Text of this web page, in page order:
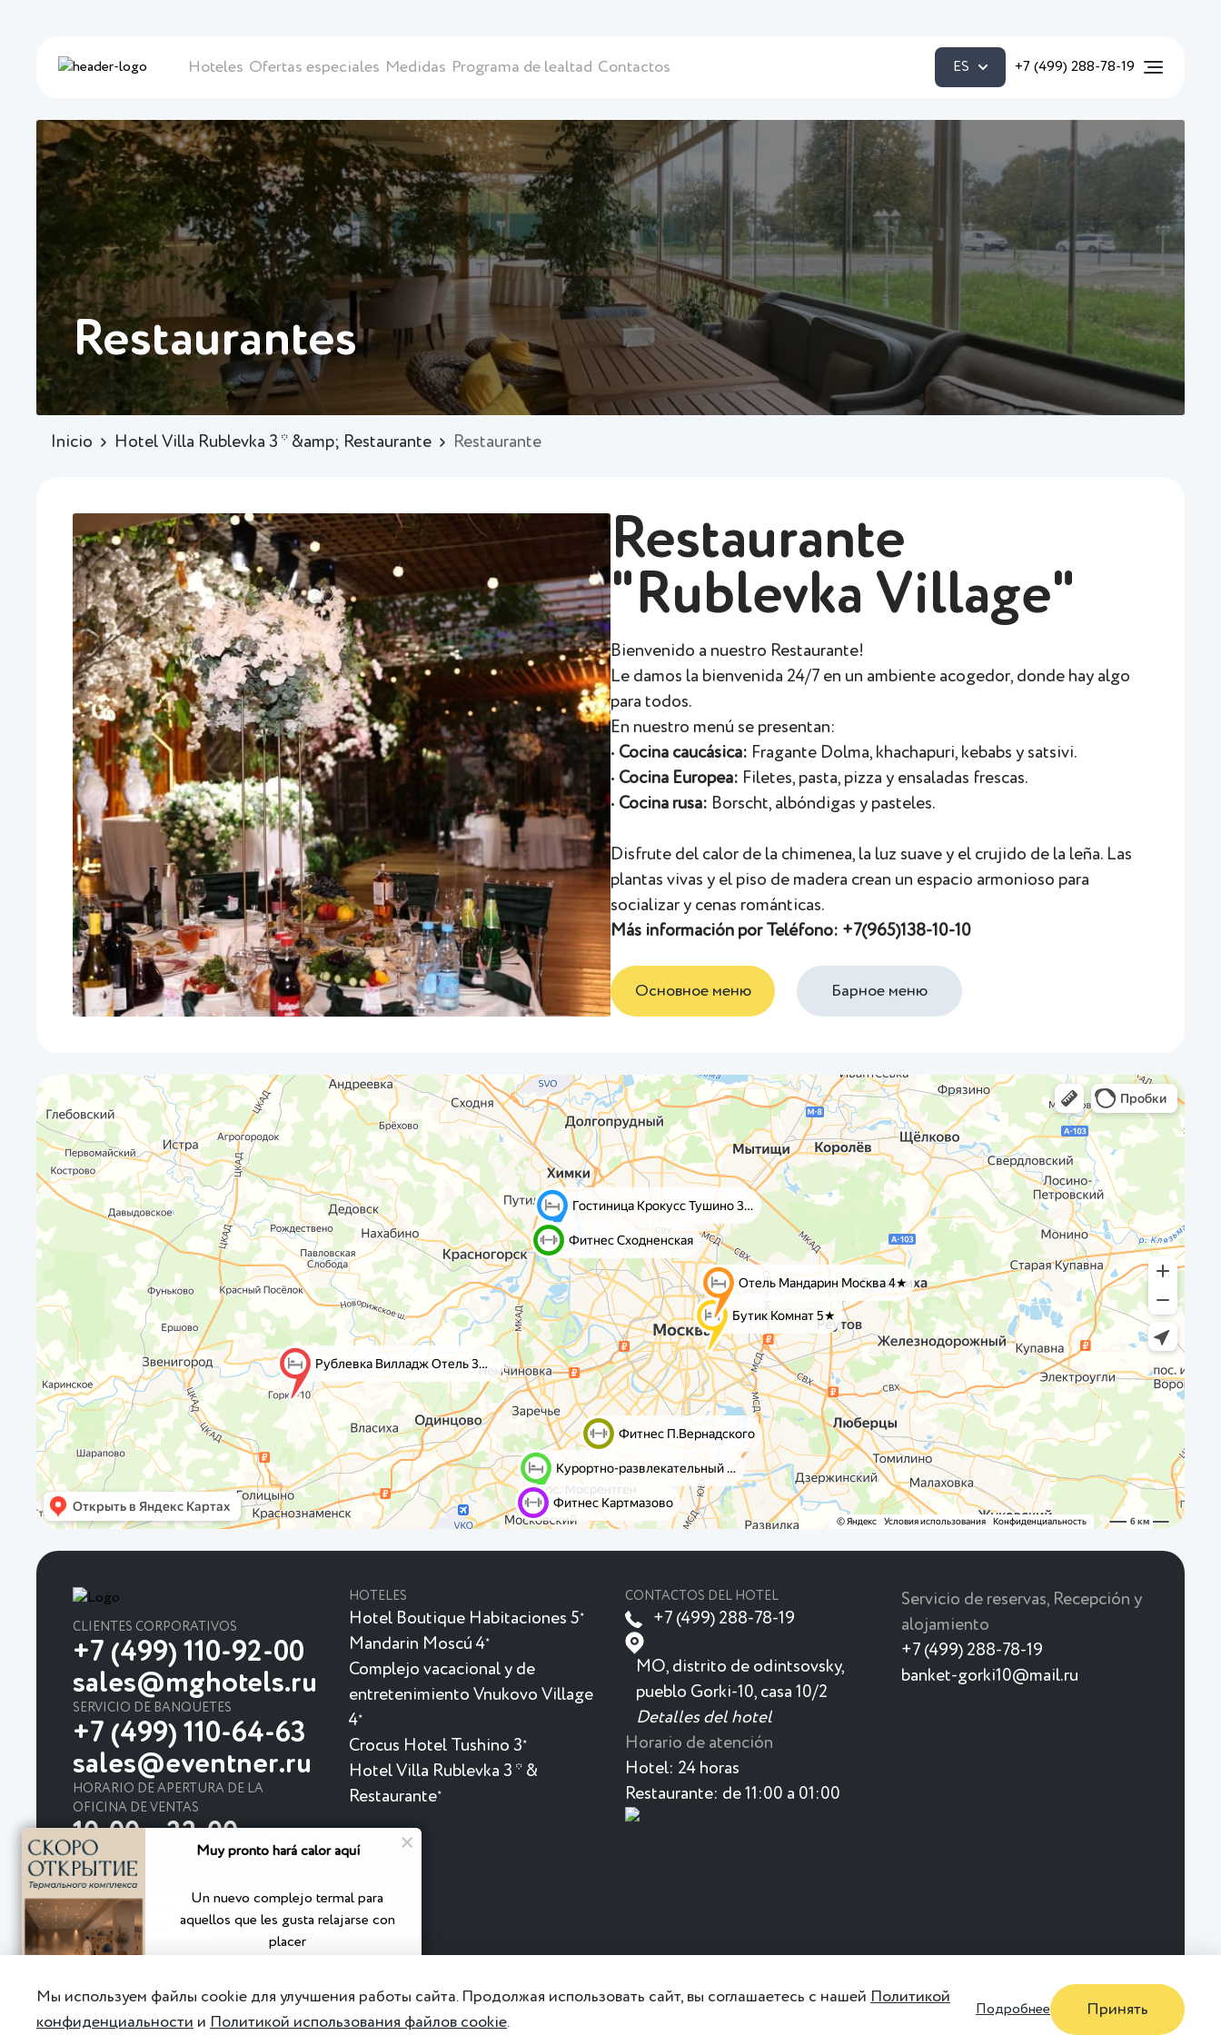
Hoteles Ofertas especiales Medidas Programa de lealtad Contactos ES +7 (499) 288-78-19
Restaurantes
Inicio Hotel Villa Rublevka 3 * &amp; Restaurante Restaurante
Restaurante
"Rublevka Village"
Bienvenido a nuestro Restaurante!
Le damos la bienvenida 24/7 en un ambiente acogedor, donde hay algo
para todos.
En nuestro menú se presentan:
• Cocina caucásica: Fragante Dolma, khachapuri, kebabs y satsivi.
• Cocina Europea: Filetes, pasta, pizza y ensaladas frescas.
• Cocina rusa: Borscht, albóndigas y pasteles.
Disfrute del calor de la chimenea, la luz suave y el crujido de la leña. Las
plantas vivas y el piso de madera crean un espacio armonioso para
socializar y cenas románticas.
Más información por Teléfono: +7(965)138-10-10
Основное меню Барное меню
CLIENTES CORPORATIVOS
+7 (499) 110-92-00
sales@mghotels.ru
SERVICIO DE BANQUETES
+7 (499) 110-64-63
sales@eventner.ru
HORARIO DE APERTURA DE LA
OFICINA DE VENTAS
10:00 a 22:00
HOTELES
Hotel Boutique Habitaciones 5★
Mandarin Moscú 4★
Complejo vacacional y de
entretenimiento Vnukovo Village
4★
Crocus Hotel Tushino 3★
Hotel Villa Rublevka 3 * &
Restaurante★
CONTACTOS DEL HOTEL
+7 (499) 288-78-19
MO, distrito de odintsovsky,
pueblo Gorki-10, casa 10/2
Detalles del hotel
Horario de atención
Hotel: 24 horas
Restaurante: de 11:00 a 01:00
Servicio de reservas, Recepción y
alojamiento
+7 (499) 288-78-19
banket-gorki10@mail.ru
Мы используем файлы cookie для улучшения работы сайта. Продолжая использовать сайт, вы соглашаетесь с нашей Политикой
конфиденциальности и Политикой использования файлов cookie.
Подробнее Принять
Muy pronto hará calor aquí
Un nuevo complejo termal para
aquellos que les gusta relajarse con
placer
Detallado